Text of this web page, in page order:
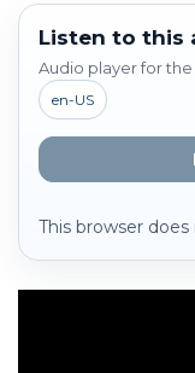
Listen to this
Audio player for
en-US
This browser